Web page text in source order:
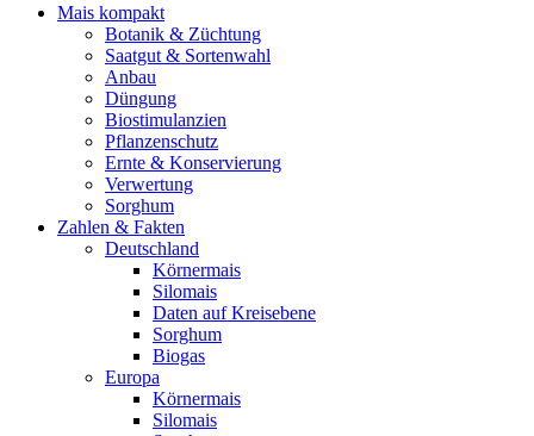
Mais kompakt
Botanik & Züchtung
Saatgut & Sortenwahl
Anbau
Düngung
Biostimulanzien
Pflanzenschutz
Ernte & Konservierung
Verwertung
Sorghum
Zahlen & Fakten
Deutschland
Körnermais
Silomais
Daten auf Kreisebene
Sorghum
Biogas
Europa
Körnermais
Silomais